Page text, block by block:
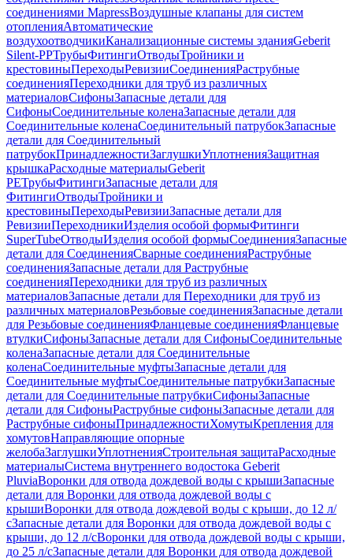
соединениями MapressВоздушные клапаны для систем
отопленияАвтоматические
воздухоотводчикиКанализационные системы зданияGeberit
Silent-PPТрубыФитингиОтводыТройники и
крестовиныПереходыРевизииСоединенияРаструбные
соединенияПереходники для труб из различных
материаловСифоныЗапасные детали для
СифоныСоединительные коленаЗапасные детали для
Соединительные коленаСоединительный патрубокЗапасные
детали для Соединительный
патрубокПринадлежностиЗаглушкиУплотненияЗащитная
крышкаРасходные материалыGeberit
PEТрубыФитингиЗапасные детали для
ФитингиОтводыТройники и
крестовиныПереходыРевизииЗапасные детали для
РевизииПереходникиИзделия особой формыФитинги
SuperTubeОтводыИзделия особой формыСоединенияЗапасные
детали для СоединенияСварные соединенияРаструбные
соединенияЗапасные детали для Раструбные
соединенияПереходники для труб из различных
материаловЗапасные детали для Переходники для труб из
различных материаловРезьбовые соединенияЗапасные детали
для Резьбовые соединенияФланцевые соединенияФланцевые
втулкиСифоныЗапасные детали для СифоныСоединительные
коленаЗапасные детали для Соединительные
коленаСоединительные муфтыЗапасные детали для
Соединительные муфтыСоединительные патрубкиЗапасные
детали для Соединительные патрубкиСифоныЗапасные
детали для СифоныРаструбные сифоныЗапасные детали для
Раструбные сифоныПринадлежностиХомутыКрепления для
хомутовНаправляющие опорные
желобаЗаглушкиУплотненияСтроительная защитаРасходные
материалыСистема внутреннего водостока Geberit
PluviaВоронки для отвода дождевой воды с крышиЗапасные
детали для Воронки для отвода дождевой воды с
крышиВоронки для отвода дождевой воды с крыши, до 12 л/
сЗапасные детали для Воронки для отвода дождевой воды с
крыши, до 12 л/сВоронки для отвода дождевой воды с крыши,
до 25 л/сЗапасные детали для Воронки для отвода дождевой